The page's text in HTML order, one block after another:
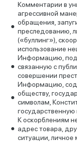
Комментарии в
агрессивной
обращения,
преследованию,
(«буллинг»),
использование
Информацию,
связанную с
совершении
Информацию,
обществу,
символам,
государственную
К оскорблениям
адрес товара,
ситуации, личное